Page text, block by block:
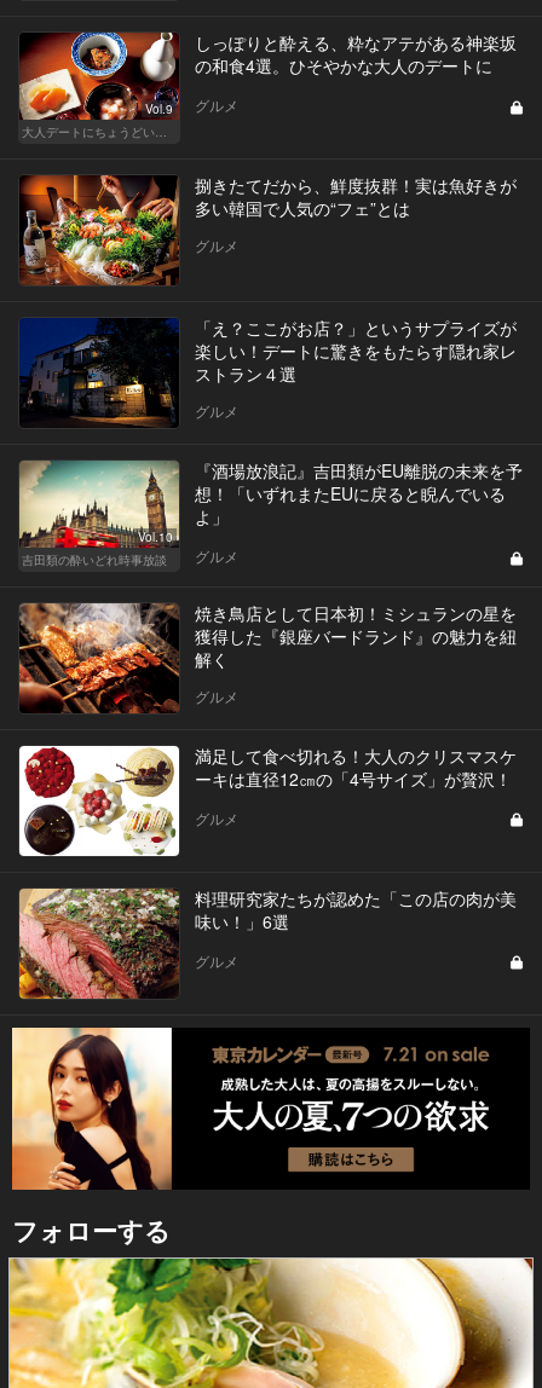
Vol.9
大人デートにちょうどいい、神楽坂でしっぽり和食
しっぽりと酔える、粋なアテがある神楽坂
の和食4選。ひそやかな大人のデートに
グルメ
捌きたてだから、鮮度抜群！実は魚好きが
多い韓国で人気の“フェ”とは
グルメ
「え？ここがお店？」というサプライズが
楽しい！デートに驚きをもたらす隠れ家レ
ストラン４選
グルメ
Vol.10
吉田類の酔いどれ時事放談
『酒場放浪記』吉田類がEU離脱の未来を予
想！「いずれまたEUに戻ると睨んでいる
よ」
グルメ
焼き鳥店として日本初！ミシュランの星を
獲得した『銀座バードランド』の魅力を紐
解く
グルメ
満足して食べ切れる！大人のクリスマスケ
ーキは直径12㎝の「4号サイズ」が贅沢！
グルメ
料理研究家たちが認めた「この店の肉が美
味い！」6選
グルメ
フォローする